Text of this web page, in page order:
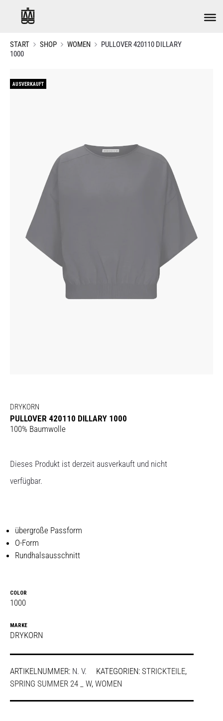
START SHOP WOMEN
PULLOVER 420110 DILLARY
1000
AUSVERKAUFT
DRYKORN
PULLOVER 420110 DILLARY 1000
100% Baumwolle
Dieses Produkt ist derzeit ausverkauft und nicht
verfügbar.
übergroße Passform
O-Form
Rundhalsausschnitt
COLOR
1000
MARKE
DRYKORN
ARTIKELNUMMER: N. V. KATEGORIEN: STRICKTEILE,
SPRING SUMMER 24 _ W, WOMEN